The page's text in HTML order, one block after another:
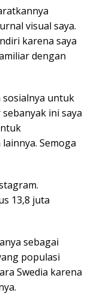
visual saya.
karena saya
dengan
sosialnya untuk
ini saya
Semoga
13,8 juta
sebagai
populasi
Swedia karena